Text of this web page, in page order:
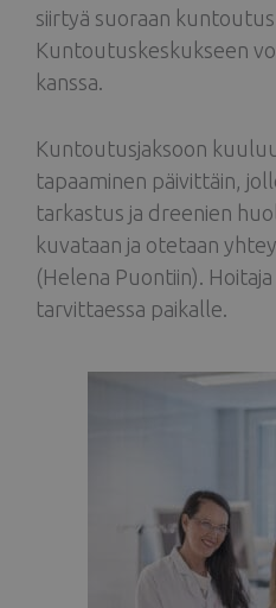
siirtyä suoraan
Kuntoutuskeskukseen
kanssa.
Kuntoutusjaksoon
tapaaminen päivittäin,
tarkastus ja dreenien
kuvataan ja otetaan
(Helena Puontiin). Hoitaja
tarvittaessa paikalle.